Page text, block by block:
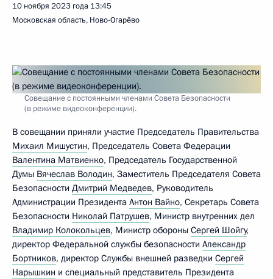
10 ноября 2023 года 13:45
Московская область, Ново-Огарёво
Совещание с постоянными членами Совета Безопасности
(в режиме видеоконференции).
В совещании приняли участие Председатель Правительства
Михаил Мишустин, Председатель Совета Федерации
Валентина Матвиенко, Председатель Государственной
Думы Вячеслав Володин, Заместитель Председателя Совета
Безопасности Дмитрий Медведев, Руководитель
Администрации Президента Антон Вайно, Секретарь Совета
Безопасности Николай Патрушев, Министр внутренних дел
Владимир Колокольцев, Министр обороны Сергей Шойгу,
директор Федеральной службы безопасности Александр
Бортников, директор Службы внешней разведки Сергей
Нарышкин и специальный представитель Президента